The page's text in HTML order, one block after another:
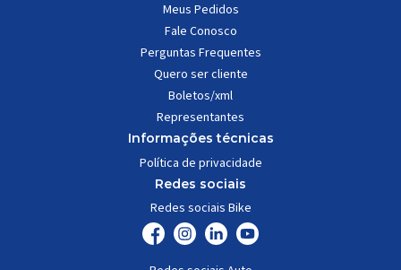
Meus Pedidos
Fale Conosco
Perguntas Frequentes
Quero ser cliente
Boletos/xml
Representantes
Informações técnicas
Política de privacidade
Redes sociais
Redes sociais Bike